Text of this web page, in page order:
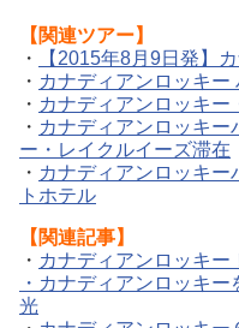
【 関連ツアー】
・
【2015年8月9日発】
・ カナディアンロッキー
・ カナディアンロッキー
・ カナディアンロッキー
ー・レイクルイーズ滞在
・ カナディアンロッキ
トホテル
【関連記事】
・ カナディアンロッキ
・ カナディアンロッキ
光